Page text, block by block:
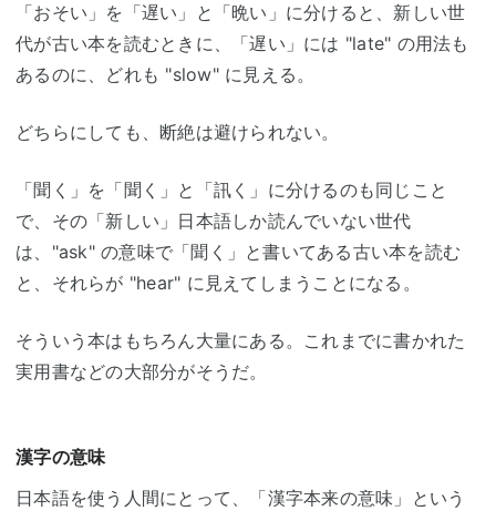
「おそい」を「遅い」と「晩い」に分けると、新しい世
代が古い本を読むときに、「遅い」には "late" の用法も
あるのに、どれも "slow" に見える。
どちらにしても、断絶は避けられない。
「聞く」を「聞く」と「訊く」に分けるのも同じこと
で、その「新しい」日本語しか読んでいない世代
は、"ask" の意味で「聞く」と書いてある古い本を読む
と、それらが "hear" に見えてしまうことになる。
そういう本はもちろん大量にある。これまでに書かれた
実用書などの大部分がそうだ。
漢字の意味
日本語を使う人間にとって、「漢字本来の意味」という